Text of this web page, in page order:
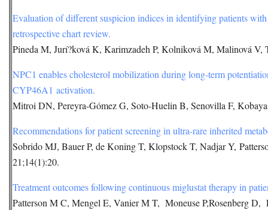
Evaluation of different suspicion indices in identifying patients
retrospective chart review.
Pineda M, Jurí?ková K, Karimzadeh P, Kolniková M, Malinová
NPC1 enables cholesterol mobilization during long-term
CYP46A1 activation.
Mitroi DN, Pereyra-Gómez G, Soto-Huelin B, Senovilla F,
Recommendations for patient screening in ultra-rare inherited
Sobrido MJ, Bauer P, de Koning T, Klopstock T, Nadjar Y,
21;14(1):20.
Treatment outcomes following continuous miglustat therapy in
Patterson M C, Mengel E, Vanier M T, Moneuse P,Rosenberg D,